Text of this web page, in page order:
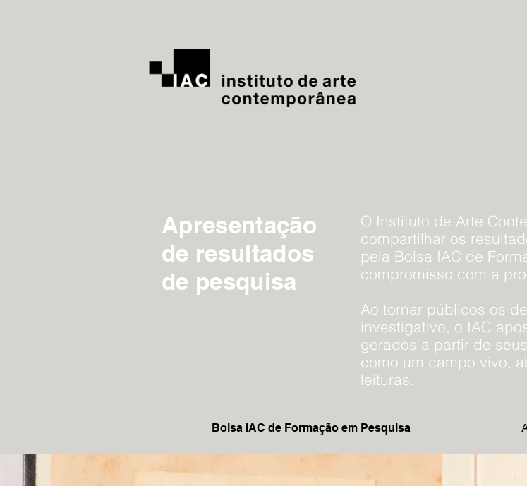
Apresentação
de resultados
de pesquisa
O Instituto de Arte
compartilhar os
pela Bolsa IAC de
compromisso com a
Ao tornar públicos os
investigativo, o IAC
gerados a partir de
como um campo vivo,
leituras.
Bolsa IAC de Formação em Pesquisa